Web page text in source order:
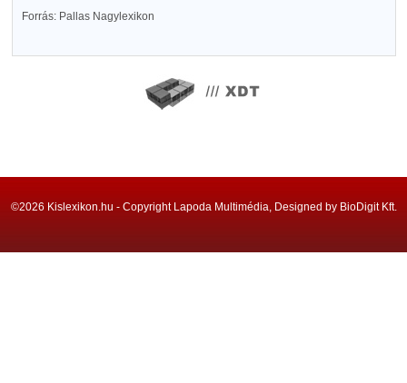
Forrás: Pallas Nagylexikon
©2026 Kislexikon.hu - Copyright Lapoda Multimédia, Designed by BioDigit Kft.